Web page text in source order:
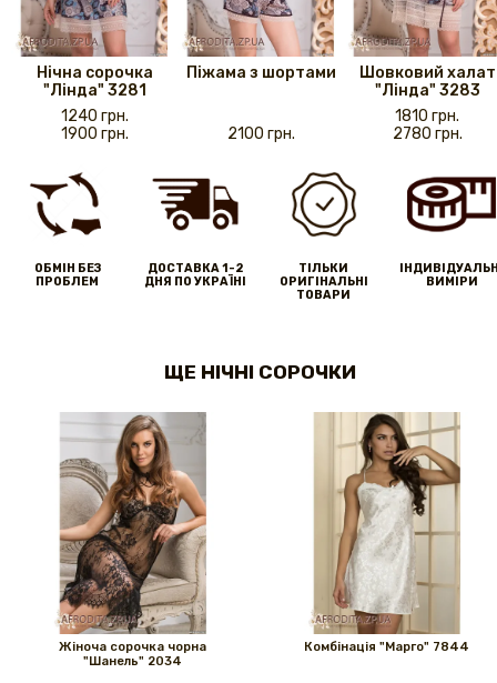
Нічна сорочка
"Лінда" 3281
1240 грн.
1900 грн.
Піжама з шортами
2100 грн.
Шовковий халат
"Лінда" 3283
1810 грн.
2780 грн.
ОБМІН БЕЗ
ПРОБЛЕМ
ДОСТАВКА 1-2
ДНЯ ПО УКРАЇНІ
ТІЛЬКИ
ОРИГІНАЛЬНІ
ТОВАРИ
ВИМІРИ
ЩЕ НІЧНІ СОРОЧКИ
Жіноча сорочка чорна
"Шанель" 2034
Комбінація "Марго" 7844